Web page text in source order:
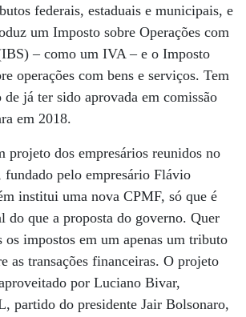
federais, estaduais e municipais, e
um Imposto sobre Operações com
– como um IVA – e o Imposto
operações com bens e serviços. Tem
já ter sido aprovada em comissão
em 2018.
projeto dos empresários reunidos no
pelo empresário Flávio
institui uma nova CPMF, só que é
do que a proposta do governo. Quer
os impostos em um apenas um tributo
as transações financeiras. O projeto
por Luciano Bivar,
partido do presidente Jair Bolsonaro,